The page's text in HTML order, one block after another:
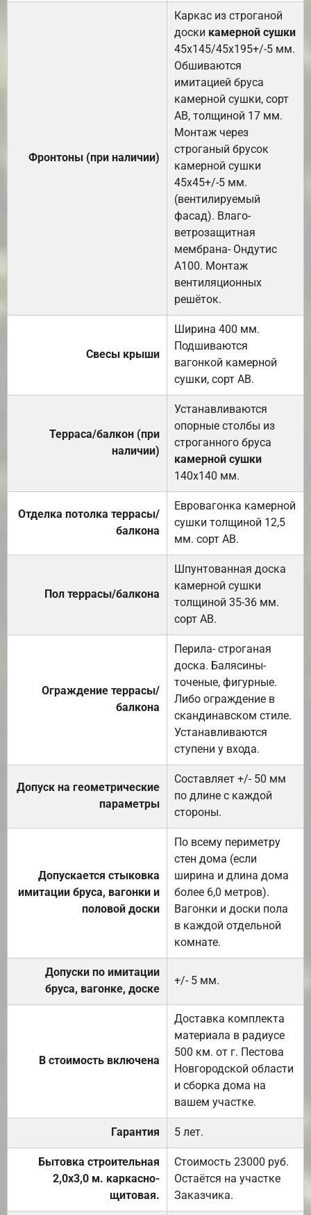
Фронтоны (при наличии)
Каркас из строганой
доски камерной сушки
45х145/45х195+/-5 мм.
Обшиваются
имитацией бруса
камерной сушки, сорт
АВ, толщиной 17 мм.
Монтаж через
строганый брусок
камерной сушки
45х45+/-5 мм.
(вентилируемый
фасад). Влаго-
ветрозащитная
мембрана- Ондутис
А100. Монтаж
вентиляционных
решёток.
Свесы крыши
Ширина 400 мм.
Подшиваются
вагонкой камерной
сушки, сорт АВ.
Терраса/балкон (при
наличии)
Устанавливаются
опорные столбы из
строганного бруса
камерной сушки
140х140 мм.
Отделка потолка террасы/
балкона
Евровагонка камерной
сушки толщиной 12,5
мм. сорт АВ.
Пол террасы/балкона
Шпунтованная доска
камерной сушки
толщиной 35-36 мм.
сорт АВ.
Ограждение террасы/
балкона
Перила- строганая
доска. Балясины-
точеные, фигурные.
Либо ограждение в
скандинавском стиле.
Устанавливаются
ступени у входа.
Допуск на геометрические
параметры
Составляет +/- 50 мм
по длине с каждой
стороны.
Допускается стыковка
имитации бруса, вагонки и
половой доски
По всему периметру
стен дома (если
ширина и длина дома
более 6,0 метров).
Вагонки и доски пола
в каждой отдельной
комнате.
Допуски по имитации
бруса, вагонке, доске
+/- 5 мм.
В стоимость включена
Доставка комплекта
материала в радиусе
500 км. от г. Пестова
Новгородской области
и сборка дома на
вашем участке.
Гарантия 5 лет.
Бытовка строительная
2,0х3,0 м. каркасно-
щитовая.
Стоимость 23000 руб.
Остаётся на участке
Заказчика.